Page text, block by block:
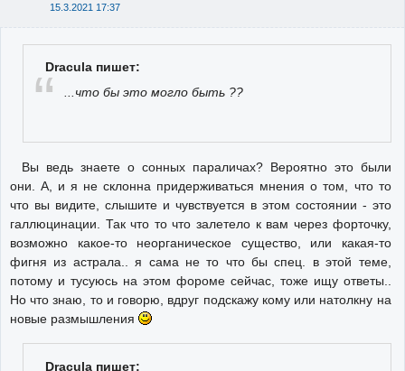
15.3.2021 17:37
Dracula пишет:
...что бы это могло быть ??
Вы ведь знаете о сонных параличах? Вероятно это были
они. А, и я не склонна придерживаться мнения о том, что то
что вы видите, слышите и чувствуется в этом состоянии - это
галлюцинации. Так что то что залетело к вам через форточку,
возможно какое-то неорганическое существо, или какая-то
фигня из астрала.. я сама не то что бы спец. в этой теме,
потому и тусуюсь на этом фороме сейчас, тоже ищу ответы..
Но что знаю, то и говорю, вдруг подскажу кому или натолкну на
новые размышления
Dracula пишет: